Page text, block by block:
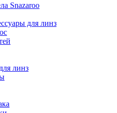
Snazaroo
для линз
линз